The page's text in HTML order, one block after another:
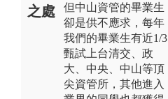
之處
但中山資管的畢業生
卻是供不應求，每年
我們的畢業生有近1/3
甄試上台清交、政
大、中央、中山等頂
尖資管所，其他進入